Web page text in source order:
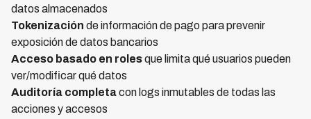
datos almacenados
Tokenización de información de pago para prevenir
exposición de datos bancarios
Acceso basado en rolesque limita qué usuarios pueden
ver/modificar qué datos
Auditoría completacon logs inmutables de todas las
acciones y accesos